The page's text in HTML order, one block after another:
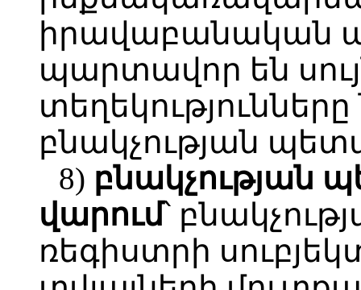
իրավաբանական
պարտավոր են
բնակչության
8) բնակչության
վարում՝
ռեգիստրի